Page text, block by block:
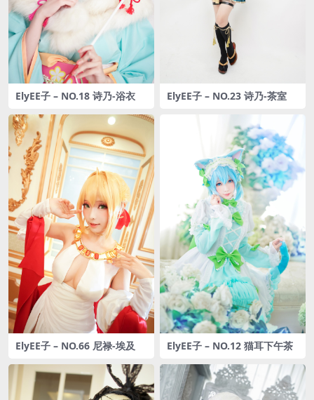
ElyEE子 – NO.18 诗乃-浴衣 ElyEE子 – NO.23 诗乃-茶室
ElyEE子 – NO.66 尼禄-埃及 ElyEE子 – NO.12 猫耳下午茶